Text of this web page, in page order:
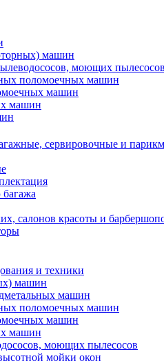
машин
моющих пылесосов
поломоечных машин
машин
машин
сервировочные и
багажа
салонов красоты и
и техники
машин
машин
поломоечных машин
машин
машин
моющих пылесосов
мойки окон